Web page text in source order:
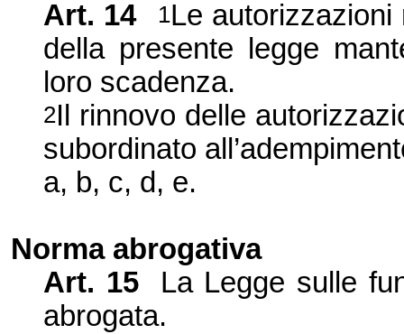
Art. 14
1Le autorizzazioni
della presente legge
loro scadenza.
2Il rinnovo delle
subordinato
a, b, c, d, e.
Norma abrogativa
Art. 15
La Legge sulle
abrogata.